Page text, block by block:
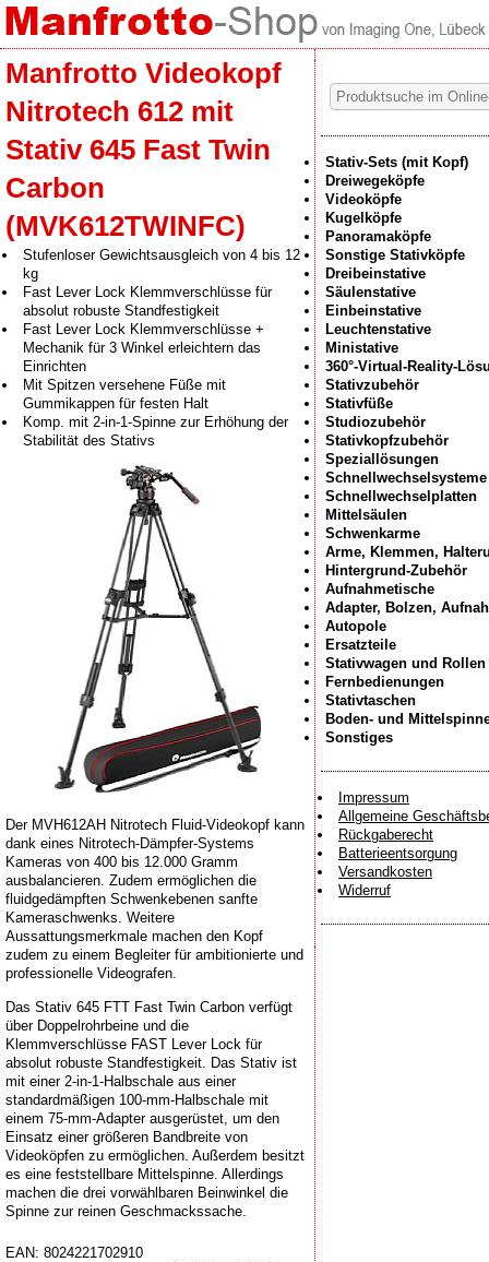
Manfrotto Videokopf
Nitrotech 612 mit
Stativ 645 Fast Twin
Carbon
(MVK612TWINFC)
Stufenloser Gewichtsausgleich von 4 bis 12
kg
Fast Lever Lock Klemmverschlüsse für
absolut robuste Standfestigkeit
Fast Lever Lock Klemmverschlüsse +
Mechanik für 3 Winkel erleichtern das
Einrichten
Mit Spitzen versehene Füße mit
Gummikappen für festen Halt
Komp. mit 2-in-1-Spinne zur Erhöhung der
Stabilität des Stativs
Der MVH612AH Nitrotech Fluid-Videokopf kann
dank eines Nitrotech-Dämpfer-Systems
Kameras von 400 bis 12.000 Gramm
ausbalancieren. Zudem ermöglichen die
fluidgedämpften Schwenkebenen sanfte
Kameraschwenks. Weitere
Aussattungsmerkmale machen den Kopf
zudem zu einem Begleiter für ambitionierte und
professionelle Videografen.
Das Stativ 645 FTT Fast Twin Carbon verfügt
über Doppelrohrbeine und die
Klemmverschlüsse FAST Lever Lock für
absolut robuste Standfestigkeit. Das Stativ ist
mit einer 2-in-1-Halbschale aus einer
standardmäßigen 100-mm-Halbschale mit
einem 75-mm-Adapter ausgerüstet, um den
Einsatz einer größeren Bandbreite von
Videoköpfen zu ermöglichen. Außerdem besitzt
es eine feststellbare Mittelspinne. Allerdings
machen die drei vorwählbaren Beinwinkel die
Spinne zur reinen Geschmackssache.
EAN: 8024221702910
Stativ-Sets (mit Kopf)
Dreiwegeköpfe
Videoköpfe
Kugelköpfe
Panoramaköpfe
Sonstige Stativköpfe
Dreibeinstative
Säulenstative
Einbeinstative
Leuchtenstative
Ministative
360°-Virtual-Reality-
Stativzubehör
Stativfüße
Studiozubehör
Stativkopfzubehör
Speziallösungen
Schnellwechselsysteme
Schnellwechselplatten
Mittelsäulen
Schwenkarme
Arme, Klemmen,
Hintergrund-Zubehör
Aufnahmetische
Adapter, Bolzen,
Autopole
Ersatzteile
Stativwagen und Rollen
Fernbedienungen
Stativtaschen
Boden- und
Sonstiges
Impressum
Allgemeine
Rückgaberecht
Batterieentsorgung
Versandkosten
Widerruf